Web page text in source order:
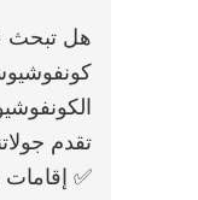
هل تبحث
تقدم